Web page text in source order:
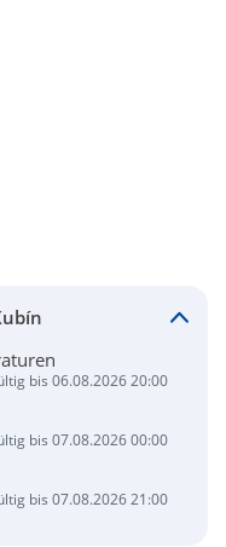
bis 06.08.2026 20:00
bis 07.08.2026 00:00
bis 07.08.2026 21:00